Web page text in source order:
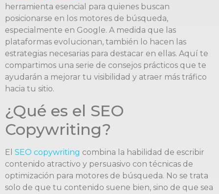
herramienta esencial para quienes buscan
posicionarse en los motores de búsqueda,
especialmente en Google. A medida que las
plataformas evolucionan, también lo hacen las
estrategias necesarias para destacar en ellas. Aquí te
compartimos una serie de consejos prácticos que te
ayudarán a mejorar tu visibilidad y atraer más tráfico
hacia tu sitio.
¿Qué es el SEO
Copywriting?
El SEO copywriting combina la habilidad de escribir
contenido atractivo y persuasivo con técnicas de
optimización para motores de búsqueda. No se trata
solo de que tu contenido suene bien, sino de que sea